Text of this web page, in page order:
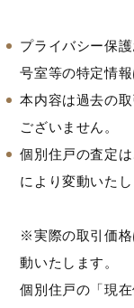
プライバシー保
号室等の特定情
本内容は過去の
ございません。
個別住戸の査定
により変動いたし
※実際の取引価格
動いたします。
個別住戸の「現